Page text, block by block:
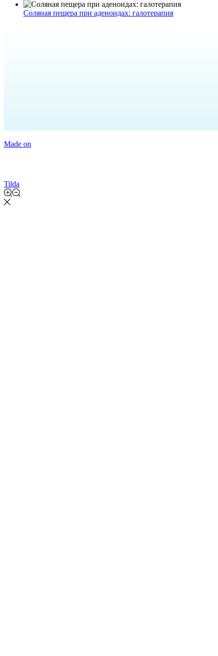
Соляная пещера при аденоидах: галотерапия
Made on
Tilda